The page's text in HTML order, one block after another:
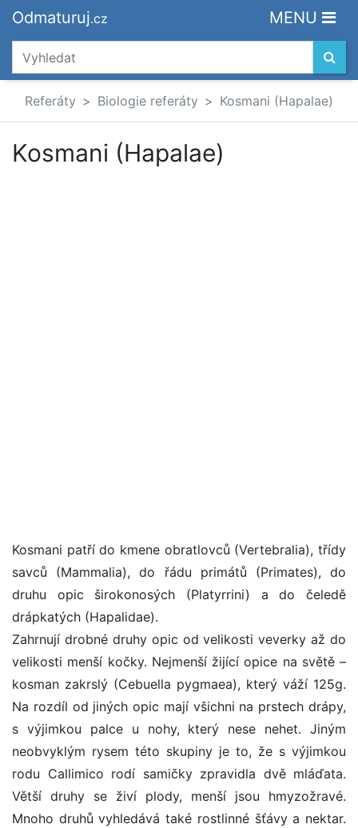
Odmaturuj.cz MENU
Referáty Biologie referáty Kosmani (Hapalae)
Kosmani (Hapalae)
Kosmani patří do kmene obratlovců (Vertebralia), třídy
savců (Mammalia), do řádu primátů (Primates), do
druhu opic širokonosých (Platyrrini) a do čeledě
drápkatých (Hapalidae).
Zahrnují drobné druhy opic od velikosti veverky až do
velikosti menší kočky. Nejmenší žijící opice na světě –
kosman zakrslý (Cebuella pygmaea), který váží 125g.
Na rozdíl od jiných opic mají všichni na prstech drápy,
s výjimkou palce u nohy, který nese nehet. Jiným
neobvyklým rysem této skupiny je to, že s výjimkou
rodu Callimico rodí samičky zpravidla dvě mláďata.
Větší druhy se živí plody, menší jsou hmyzožravé.
Mnoho druhů vyhledává také rostlinné šťávy a nektar.